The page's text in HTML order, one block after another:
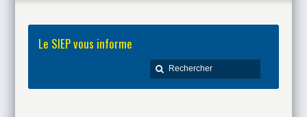
Le SIEP vous informe